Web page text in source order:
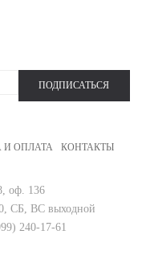
ПОДПИСАТЬСЯ
И ОПЛАТА КОНТАКТЫ
оф. 136
СБ, ВС выходной
240-17-61